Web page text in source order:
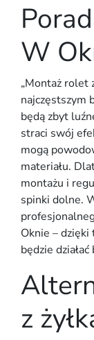
W
„Montaż rolet
najczęstszym
będą zbyt
straci swój
mogą
materiału.
montażu i
spinki dolne.
Oknie –
będzie
z